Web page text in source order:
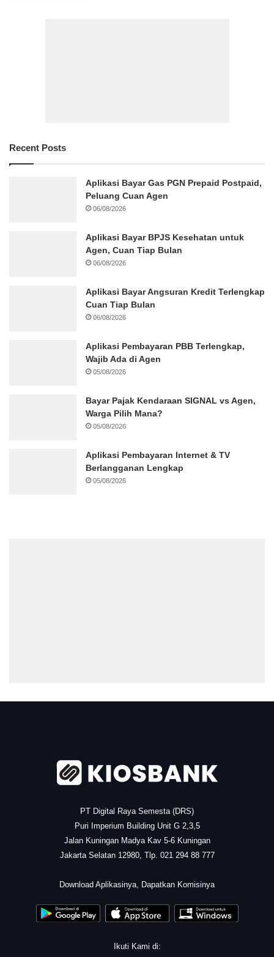
Recent Posts
Aplikasi Bayar Gas PGN Prepaid Postpaid,
Peluang Cuan Agen
06/08/2026
Aplikasi Bayar BPJS Kesehatan untuk
Agen, Cuan Tiap Bulan
06/08/2026
Aplikasi Bayar Angsuran Kredit Terlengkap
Cuan Tiap Bulan
06/08/2026
Aplikasi Pembayaran PBB Terlengkap,
Wajib Ada di Agen
05/08/2026
Bayar Pajak Kendaraan SIGNAL vs Agen,
Warga Pilih Mana?
05/08/2026
Aplikasi Pembayaran Internet & TV
Berlangganan Lengkap
05/08/2026
PT Digital Raya Semesta (DRS)
Puri Imperium Building Unit G 2,3,5
Jalan Kuningan Madya Kav 5-6 Kuningan
Jakarta Selatan 12980, Tlp. 021 294 88 777
Download Aplikasinya, Dapatkan Komisinya
Ikuti Kami di: